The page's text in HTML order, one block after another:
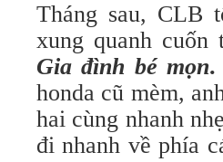
Tháng sau, CLB
xung quanh cuốn
Gia đình bé mọn.
honda cũ mèm,
hai cùng nhanh
đi nhanh về phía